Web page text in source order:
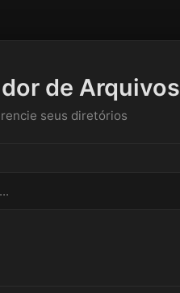
de Arquivos
seus diretórios